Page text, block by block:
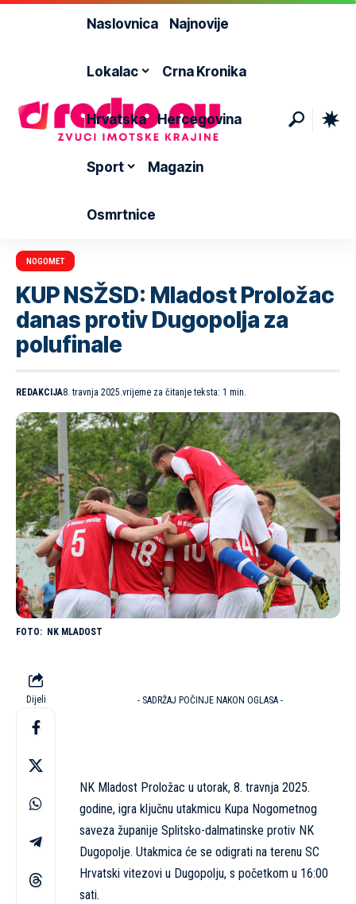
Naslovnica Najnovije
Lokalac Crna Kronika
Hrvatska Hercegovina
Sport Magazin
Osmrtnice
NOGOMET
KUP NSŽSD: Mladost Proložac
danas protiv Dugopolja za
polufinale
REDAKCIJA8. travnja 2025.vrijeme za čitanje teksta: 1 min.
NK MLADOST
Dijeli - SADRŽAJ POČINJE NAKON OGLASA -
NK Mladost Proložac u utorak, 8. travnja 2025.
godine, igra ključnu utakmicu Kupa Nogometnog
saveza županije Splitsko-dalmatinske protiv NK
Dugopolje. Utakmica će se odigrati na terenu SC
Hrvatski vitezovi u Dugopolju, s početkom u 16:00
sati.